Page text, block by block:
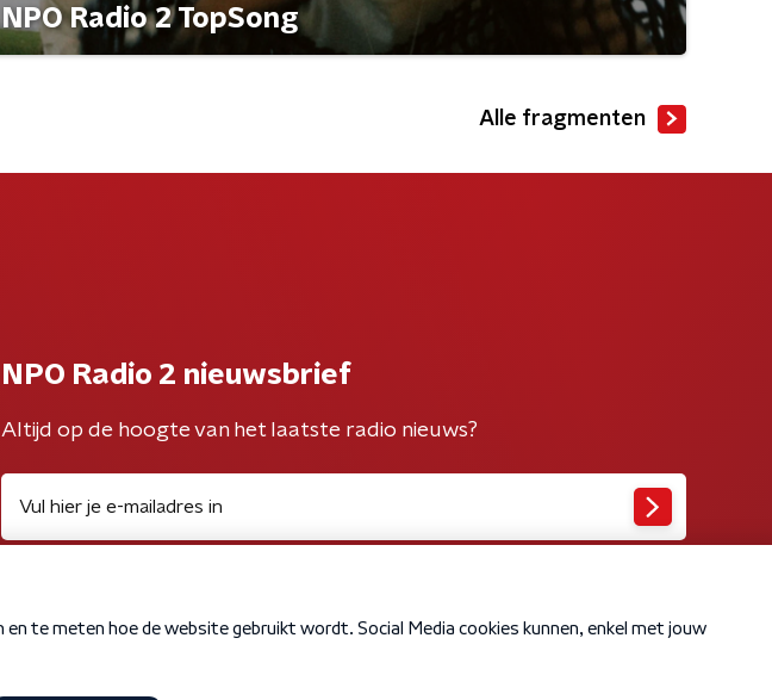
NPO Radio 2 TopSong
Alle fragmenten
NPO Radio 2 nieuwsbrief
Altijd op de hoogte van het laatste radio nieuws?